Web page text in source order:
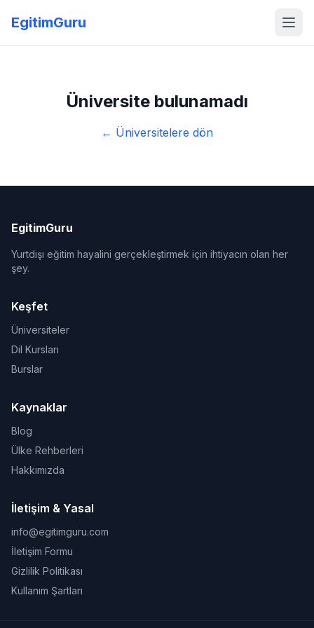
EgitimGuru
Üniversite bulunamadı
← Üniversitelere dön
EgitimGuru
Yurtdışı eğitim hayalini gerçekleştirmek için ihtiyacın olan her
şey.
Keşfet
Üniversiteler
Dil Kursları
Burslar
Kaynaklar
Blog
Ülke Rehberleri
Hakkımızda
İletişim & Yasal
info@egitimguru.com
İletişim Formu
Gizlilik Politikası
Kullanım Şartları